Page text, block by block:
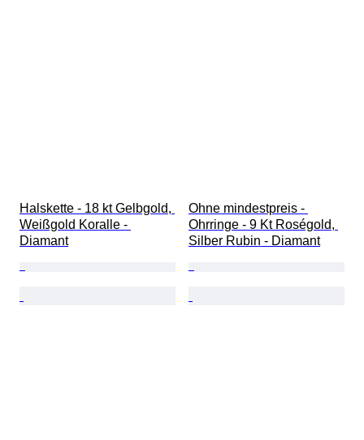
Halskette - 18 kt Gelbgold,
Weißgold Koralle -
Diamant
Ohne mindestpreis -
Ohrringe - 9 Kt Roségold,
Silber Rubin - Diamant